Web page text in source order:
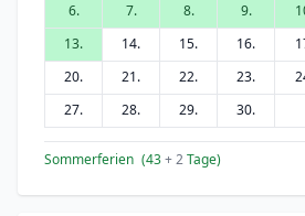
6.
7. 8. 9.
13.
14. 15. 16.
20.
21. 22. 23.
27.
28. 29. 30.
Sommerferien (43+ 2Tage)